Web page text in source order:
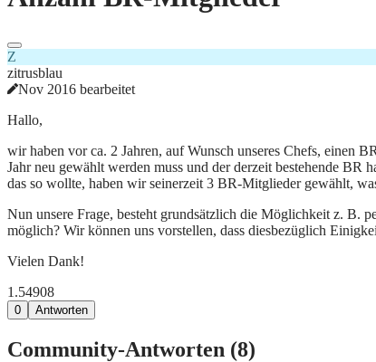
Z
zitrusblau
Nov 2016 bearbeitet
Hallo,
wir haben vor ca. 2 Jahren, auf Wunsch unseres Chefs, einen
Jahr neu gewählt werden muss und der derzeit bestehende
das so wollte, haben wir seinerzeit 3 BR-Mitglieder gewählt,
Nun unsere Frage, besteht grundsätzlich die Möglichkeit z. B.
möglich? Wir können uns vorstellen, dass diesbezüglich
Vielen Dank!
1.54908
0 Antworten
Community-Antworten (8)